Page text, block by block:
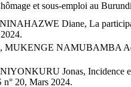
et sous-emploi au
Diane, La
NAMUBAMBA
Jonas, Incidence et
20, Mars 2024.